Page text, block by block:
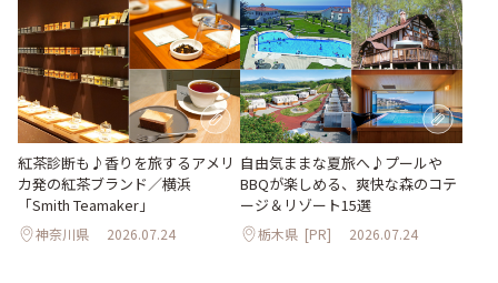
紅茶診断も♪香りを旅するアメリ
カ発の紅茶ブランド／横浜
「Smith Teamaker」
神奈川県 2026.07.24
自由気ままな夏旅へ♪プールや
BBQが楽しめる、爽快な森のコテ
ージ＆リゾート15選
栃木県 [PR] 2026.07.24